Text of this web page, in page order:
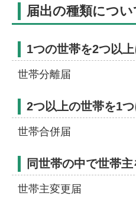
届出の種類につい
1つの世帯を2つ以
世帯分離届
2つ以上の世帯を1
世帯合併届
同世帯の中で世帯
世帯主変更届